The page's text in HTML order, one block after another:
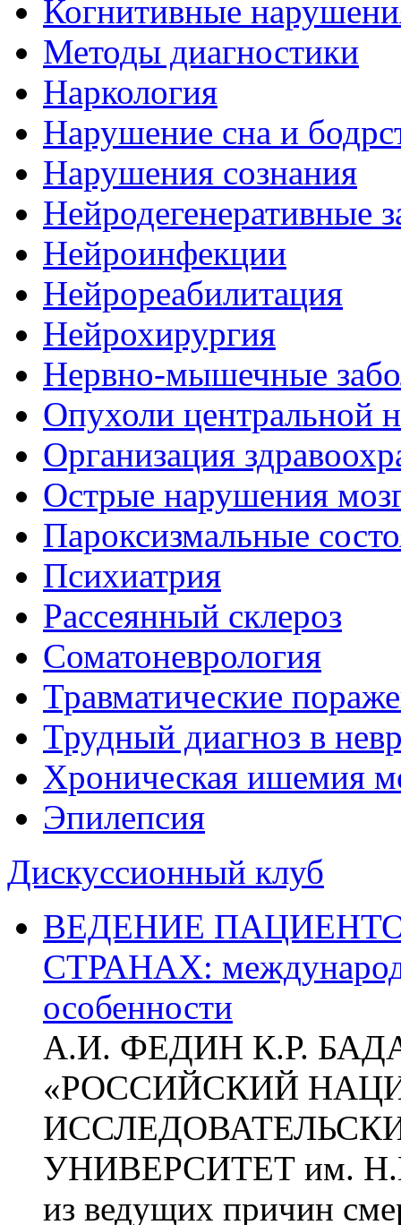
Когнитивные
Методы диагностики
Наркология
Нарушение сна и
Нарушения сознания
Нейродегенеративные
Нейроинфекции
Нейрореабилитация
Нейрохирургия
Нервно-мышечные
Опухоли центральной
Организация
Острые нарушения
Пароксизмальные
Психиатрия
Рассеянный склероз
Соматоневрология
Травматические
Трудный диагноз в
Хроническая ишемия
Эпилепсия
Дискуссионный клуб
ВЕДЕНИЕ
СТРАНАХ:
особенности
А.И. ФЕДИН К.Р.
«РОССИЙСКИЙ
УНИВЕРСИТЕТ им.
из ведущих причин